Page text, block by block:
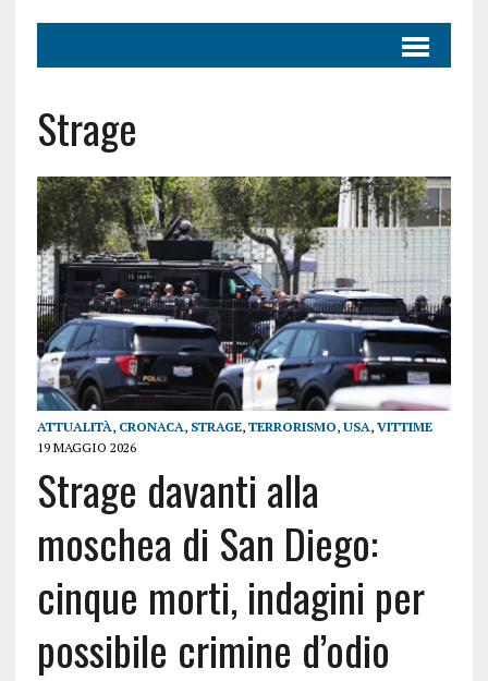
Strage
ATTUALITÀ, CRONACA, STRAGE, TERRORISMO, USA, VITTIME
19 MAGGIO 2026
Strage davanti alla
moschea di San Diego:
cinque morti, indagini per
possibile crimine d’odio